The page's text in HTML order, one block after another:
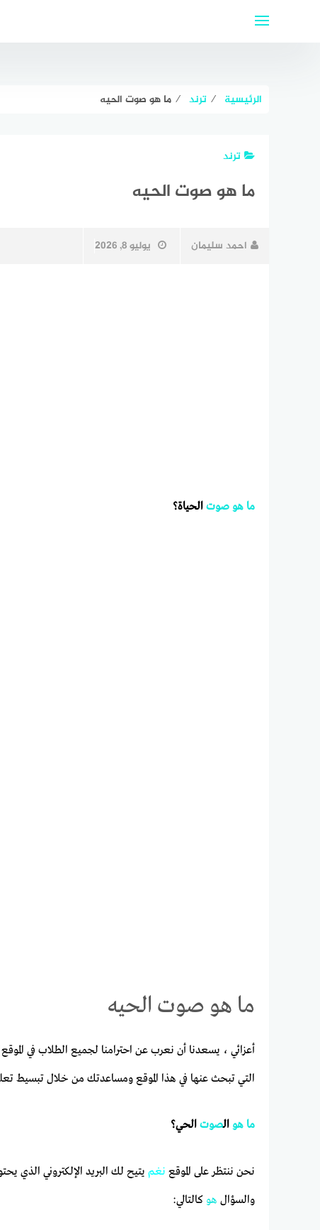
الرئيسية ⁄ ترند ⁄ ما هو صوت الحيه
ترند
ما هو صوت الحيه
احمد سليمان يوليو 8, 2026
ما هو صوت الحياة؟
ما هو صوت الحيه
أعزائي ، يسعدنا أن نعرب عن احترامنا لجميع الطلاب في
التي تبحث عنها في هذا الموقع ومساعدتك من خلال تبسيط
ما هو الصوت الحي؟
نحن ننتظر على الموقع نغم يتيح لك البريد الإلكتروني الذي
والسؤال هو كالتالي: